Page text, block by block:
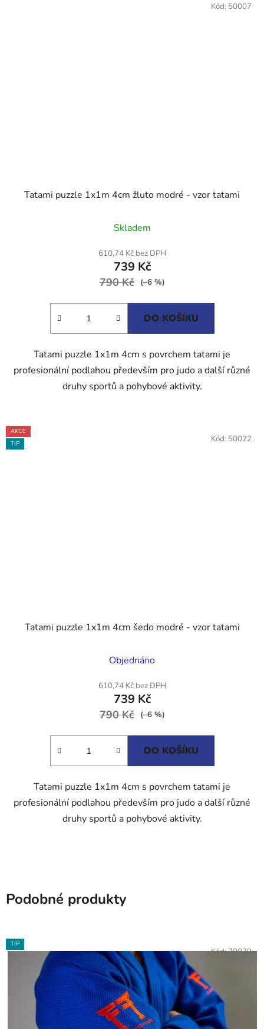
Tatami puzzle 1x1m 4cm žluto modré - vzor tatami
hodnocení
produktu
je
5,0
Skladem
610,74 Kč bez DPH
739 Kč
790 Kč (–6 %)
DO KOŠÍKU
Tatami puzzle 1x1m 4cm s povrchem tatami je
profesionální podlahou především pro judo a další různé
druhy sportů a pohybové aktivity.
Kód: 50007
AKCE
TIP
Tatami puzzle 1x1m 4cm šedo modré - vzor tatami
hodnocení
produktu
je
5,0
Objednáno
610,74 Kč bez DPH
739 Kč
790 Kč (–6 %)
DO KOŠÍKU
Tatami puzzle 1x1m 4cm s povrchem tatami je
profesionální podlahou především pro judo a další různé
druhy sportů a pohybové aktivity.
Kód: 50022
Podobné produkty
TIP
Kód:70079